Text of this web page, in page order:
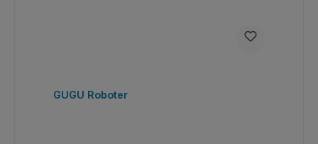
GUGU Roboter